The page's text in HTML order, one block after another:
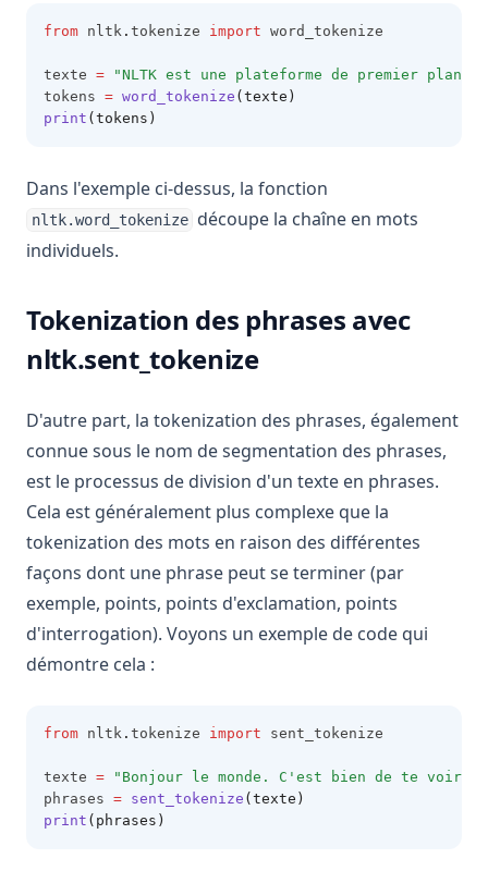
Maintainable Code
Pandas Unstack : Explication claire
Pandas Visulziation: A Step-by-Step Tutorial
Pandas Where: Exploiter la puissance de Pandas pour
gérer les valeurs nulles
Pandas read_csv() Tutorial: Import Data Like a Pro
Pandasql - Package Python pour interroger des
Pandasql - Python Package for Querying DataFrames Using
SQL
Python Vector Database: The Best Databases and Tools for
Spatial Data and Generative AI
Resolving 'No Module Named in Pandas' Error: Detailed
Guide
Résolution de l'erreur 'No Module Named in Pandas' :
Guide détaillé
Sort Pandas DataFrame: Examples and Tips
Tri du DataFrame Pandas : Exemples et Astuces
Trier les données d'un DataFrame Pandas par indice
Tutoriel sur pandas read_csv(): Importer les données
comme un pro
from nltk . tokenize import word_tokenize
texte =
"NLTK est une plateforme de premier plan
tokens = word_tokenize (texte)
print (tokens)
Dans l'exemple ci-dessus, la fonction
nltk.word_tokenize découpe la chaîne en mots
individuels.
Tokenization des phrases avec
nltk.sent_tokenize
D'autre part, la tokenization des phrases, également
connue sous le nom de segmentation des phrases,
est le processus de division d'un texte en phrases.
Cela est généralement plus complexe que la
tokenization des mots en raison des différentes
façons dont une phrase peut se terminer (par
exemple, points, points d'exclamation, points
d'interrogation). Voyons un exemple de code qui
démontre cela :
from nltk . tokenize import sent_tokenize
texte =
"Bonjour le monde. C'est bien de te voir.
phrases = sent_tokenize (texte)
print (phrases)